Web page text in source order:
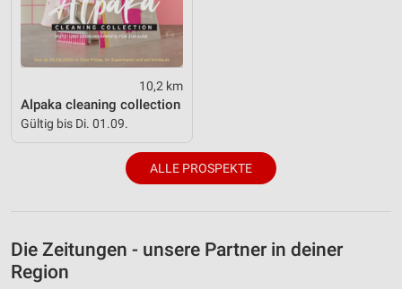
10,2 km
Alpaka cleaning collection
Gültig bis Di. 01.09.
ALLE PROSPEKTE
Die Zeitungen - unsere Partner in deiner
Region